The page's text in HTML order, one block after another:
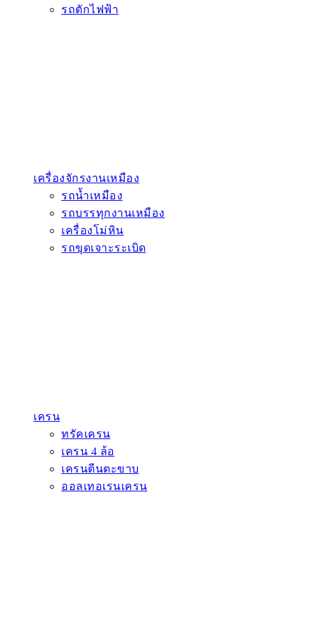
รถตักไฟฟ้า
เครื่องจักรงานเหมือง
รถน้ำเหมือง
รถบรรทุกงานเหมือง
เครื่องโม่หิน
รถขุดเจาะระเบิด
เครน
ทรัคเครน
เครน 4 ล้อ
เครนตีนตะขาบ
ออลเทอเรนเครน